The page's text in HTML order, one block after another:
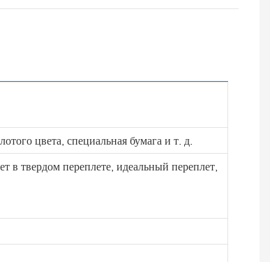
цвета, специальная бумага и т. д.
в твердом переплете, идеальный переплет,